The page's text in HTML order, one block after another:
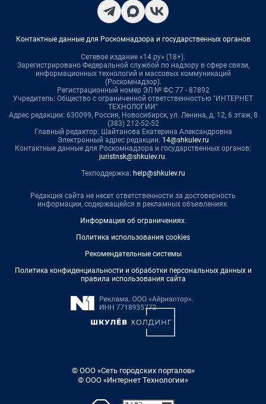
Контактные данные для Роскомнадзора и государственных органов
Сетевое издание «14.ру» (18+).
Зарегистрировано Федеральной службой по надзору в сфере связи,
информационных технологий и массовых коммуникаций
(Роскомнадзор).
Регистрационный номер ЭЛ № ФС 77 - 87892
Учредитель: Общество с ограниченной ответственностью "ИНТЕРНЕТ
ТЕХНОЛОГИИ"
Адрес редакции: 630099, Россия, Новосибирск, ул. Ленина, д. 12, 6 этаж, 8
(383) 212-52-52
Главный редактор: Шайтанова Екатерина Александровна
Электронный адрес редакции: 14@shkulev.ru
Контактные данные для Роскомнадзора и государственных органов:
juristnsk@shkulev.ru.
Техподдержка: help@shkulev.ru
Редакция сайта не несет ответственности за достоверность
информации, содержащейся в рекламных объявлениях.
Информация об ограничениях.
Политика использования cookies
Рекомендательные системы
Политика конфиденциальности и обработки персональных данных и
правила использования сайта
© ООО «Сеть городских порталов»
© ООО «Интернет Технологии»